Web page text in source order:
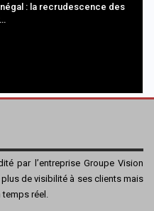
: la recrudescence des
par l’entreprise Groupe Vision
de visibilité à ses clients mais
temps réel.